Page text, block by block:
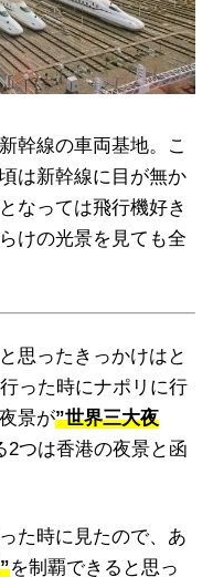
幹線の車両基地。こ
は新幹線に目が無か
なっては飛行機好き
けの光景を見ても全
思ったきっかけはと
った時にナポリに行
景が”世界三大夜
2つは香港の夜景と函
た時に見たので、あ
を制覇できると思っ